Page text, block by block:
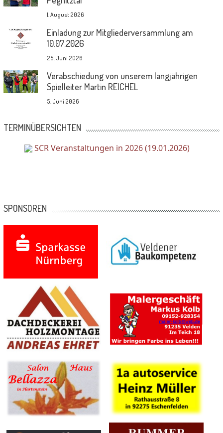
1. August 2026
Einladung zur Mitgliederversammlung am
10.07.2026
25. Juni 2026
Verabschiedung von unserem langjährigen
Spielleiter Martin REICHEL
5. Juni 2026
TERMINÜBERSICHTEN
SCR Veranstaltungen in 2026 (19.01.2026)
SPONSOREN